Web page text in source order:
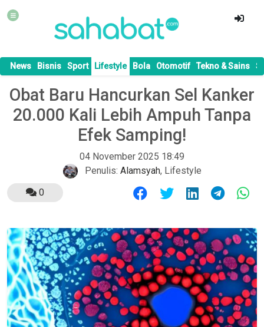
News Bisnis Sport Lifestyle Bola Otomotif Tekno & Sains
Obat Baru Hancurkan Sel Kanker
20.000 Kali Lebih Ampuh Tanpa
Efek Samping!
04 November 2025 18:49
Penulis: Alamsyah, Lifestyle
0